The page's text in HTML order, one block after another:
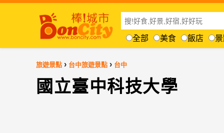
全部 美食 飯店
旅遊景點 › 台中旅遊景點 › 台中
國立臺中科技大學